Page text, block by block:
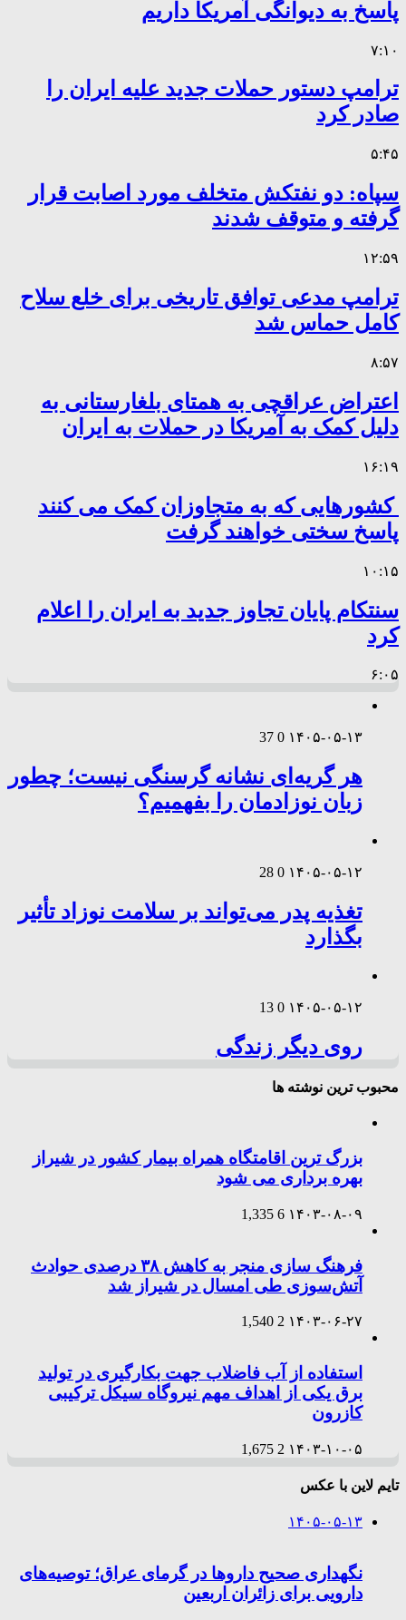
پاسخ به دیوانگی آمریکا داریم
۷:۱۰
ترامپ دستور حملات جدید علیه ایران را
صادر کرد
۵:۴۵
سپاه: دو نفتکش متخلف مورد اصابت قرار
گرفته و متوقف شدند
۱۲:۵۹
ترامپ مدعی توافق تاریخی برای خلع سلاح
کامل حماس شد
۸:۵۷
اعتراض عراقچی به همتای بلغارستانی به
دلیل کمک به آمریکا در حملات به ایران
۱۶:۱۹
کشورهایی که به متجاوزان کمک می کنند
پاسخ سختی خواهند گرفت
۱۰:۱۵
سنتکام پایان تجاوز جدید به ایران را اعلام
کرد
۶:۰۵
۱۴۰۵-۰۵-۱۳ 0
37
هر گریه‌ای نشانه گرسنگی نیست؛ چطور
زبان نوزادمان را بفهمیم؟
۱۴۰۵-۰۵-۱۲ 0
28
تغذیه پدر می‌تواند بر سلامت نوزاد تأثیر
بگذارد
۱۴۰۵-۰۵-۱۲ 0
13
روی دیگر زندگی
محبوب ترین نوشته ها
بزرگ ترین اقامتگاه همراه بیمار کشور در شیراز
بهره برداری می شود
۱۴۰۳-۰۸-۰۹ 6
1,335
فرهنگ سازی منجر به کاهش ۳۸ درصدی حوادث
آتش‌سوزی طی امسال در شیراز شد
۱۴۰۳-۰۶-۲۷ 2
1,540
استفاده از آب فاضلاب جهت بکارگیری در تولید
برق یکی از اهداف مهم نیروگاه سیکل ترکیبی
کازرون
۱۴۰۳-۱۰-۰۵ 2
1,675
تایم لاین با عکس
۱۴۰۵-۰۵-۱۳
نگهداری صحیح داروها در گرمای عراق؛ توصیه‌های
دارویی برای زائران اربعین